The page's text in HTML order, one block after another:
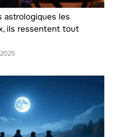
astrologiques les
ils ressentent tout